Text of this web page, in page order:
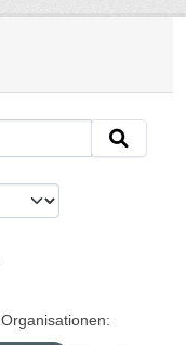
Organisationen: